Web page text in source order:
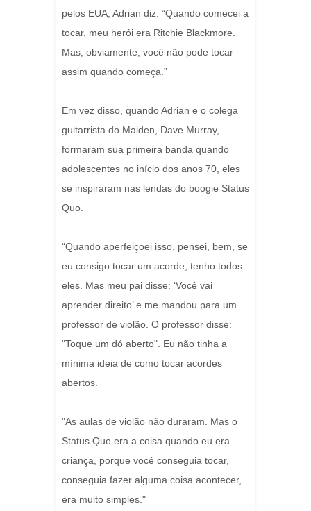
pelos EUA, Adrian diz: “Quando comecei a
tocar, meu herói era Ritchie Blackmore.
Mas, obviamente, você não pode tocar
assim quando começa.”
Em vez disso, quando Adrian e o colega
guitarrista do Maiden, Dave Murray,
formaram sua primeira banda quando
adolescentes no início dos anos 70, eles
se inspiraram nas lendas do boogie Status
Quo.
“Quando aperfeiçoei isso, pensei, bem, se
eu consigo tocar um acorde, tenho todos
eles. Mas meu pai disse: ‘Você vai
aprender direito’ e me mandou para um
professor de violão. O professor disse:
"Toque um dó aberto". Eu não tinha a
mínima ideia de como tocar acordes
abertos.
"As aulas de violão não duraram. Mas o
Status Quo era a coisa quando eu era
criança, porque você conseguia tocar,
conseguia fazer alguma coisa acontecer,
era muito simples."